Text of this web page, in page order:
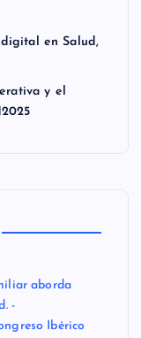
en Salud,
y el
aborda
-
Ibérico